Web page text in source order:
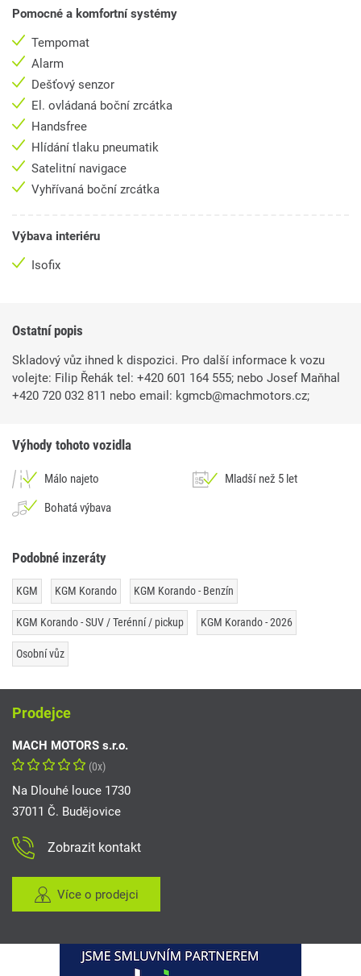
Pomocné a komfortní systémy
Tempomat
Alarm
Dešťový senzor
El. ovládaná boční zrcátka
Handsfree
Hlídání tlaku pneumatik
Satelitní navigace
Vyhřívaná boční zrcátka
Výbava interiéru
Isofix
Ostatní popis
Skladový vůz ihned k dispozici. Pro další informace k vozu
volejte: Filip Řehák tel: +420 601 164 555; nebo Josef Maňhal
+420 720 032 811 nebo email: kgmcb@machmotors.cz;
Výhody tohoto vozidla
Málo najeto
Mladší než 5 let
Bohatá výbava
Podobné inzeráty
KGM KGM Korando KGM Korando - Benzín
KGM Korando - SUV / Terénní / pickup KGM Korando - 2026
Osobní vůz
Prodejce
MACH MOTORS s.r.o.
(0x)
Na Dlouhé louce 1730
37011 Č. Budějovice
Zobrazit kontakt
Více o prodejci